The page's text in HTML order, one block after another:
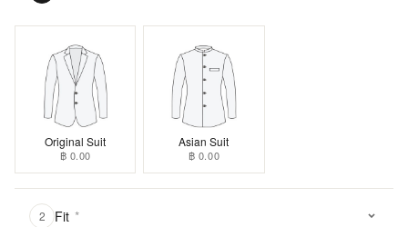
Original Suit
฿ 0.00
Asian Suit
฿ 0.00
2 Fit *